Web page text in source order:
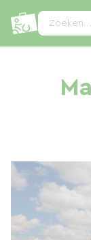
Zoeken...
Cookies